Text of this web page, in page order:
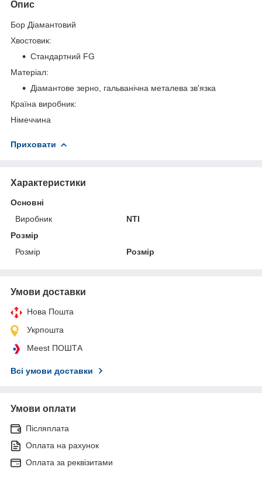
Опис
Бор Діамантовий
Хвостовик:
Стандартний FG
Матеріал:
Діамантове зерно, гальванічна металева зв'язка
Країна виробник:
Німеччина
Приховати
Характеристики
Основні
Виробник
NTI
Розмір
Розмір
Розмір
Умови доставки
Нова Пошта
Укрпошта
Meest ПОШТА
Всі умови доставки
Умови оплати
Післяплата
Оплата на рахунок
Оплата за реквізитами